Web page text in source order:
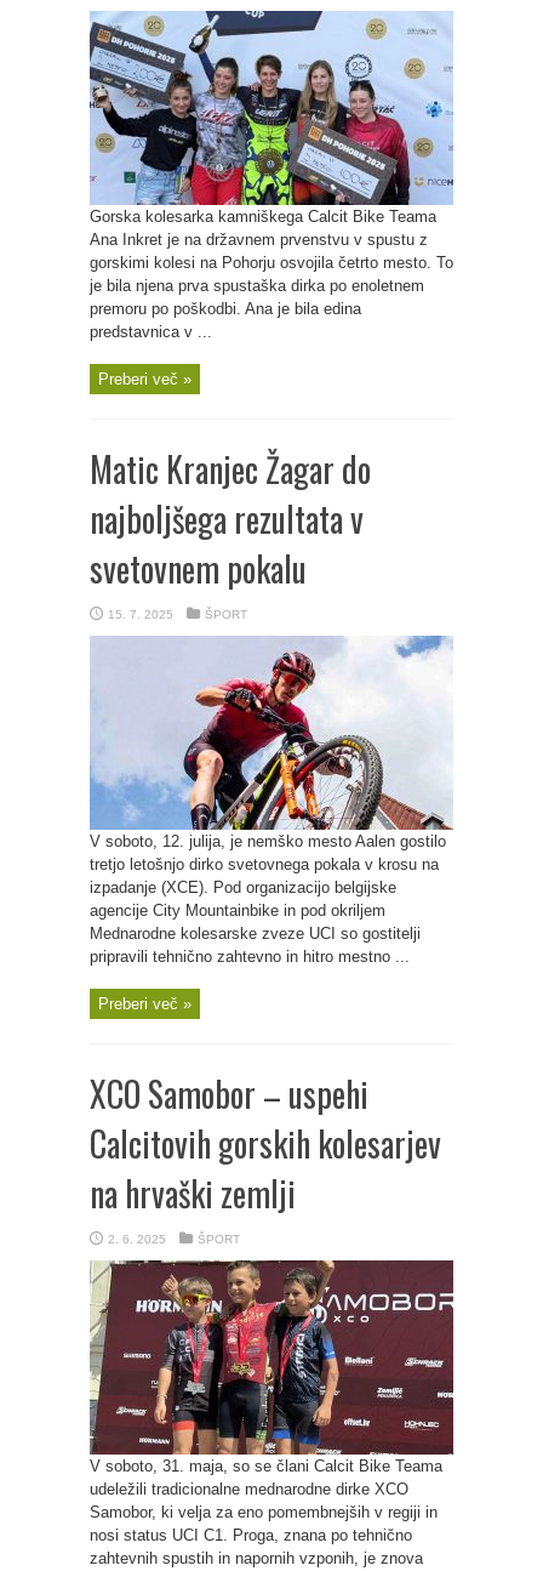
Gorska kolesarka kamniškega Calcit Bike Teama
Ana Inkret je na državnem prvenstvu v spustu z
gorskimi kolesi na Pohorju osvojila četrto mesto. To
je bila njena prva spustaška dirka po enoletnem
premoru po poškodbi. Ana je bila edina
predstavnica v ...
Preberi več »
Matic Kranjec Žagar do
najboljšega rezultata v
svetovnem pokalu
15. 7. 2025 ŠPORT
V soboto, 12. julija, je nemško mesto Aalen gostilo
tretjo letošnjo dirko svetovnega pokala v krosu na
izpadanje (XCE). Pod organizacijo belgijske
agencije City Mountainbike in pod okriljem
Mednarodne kolesarske zveze UCI so gostitelji
pripravili tehnično zahtevno in hitro mestno ...
Preberi več »
XCO Samobor – uspehi
Calcitovih gorskih kolesarjev
na hrvaški zemlji
2. 6. 2025 ŠPORT
V soboto, 31. maja, so se člani Calcit Bike Teama
udeležili tradicionalne mednarodne dirke XCO
Samobor, ki velja za eno pomembnejših v regiji in
nosi status UCI C1. Proga, znana po tehnično
zahtevnih spustih in napornih vzponih, je znova